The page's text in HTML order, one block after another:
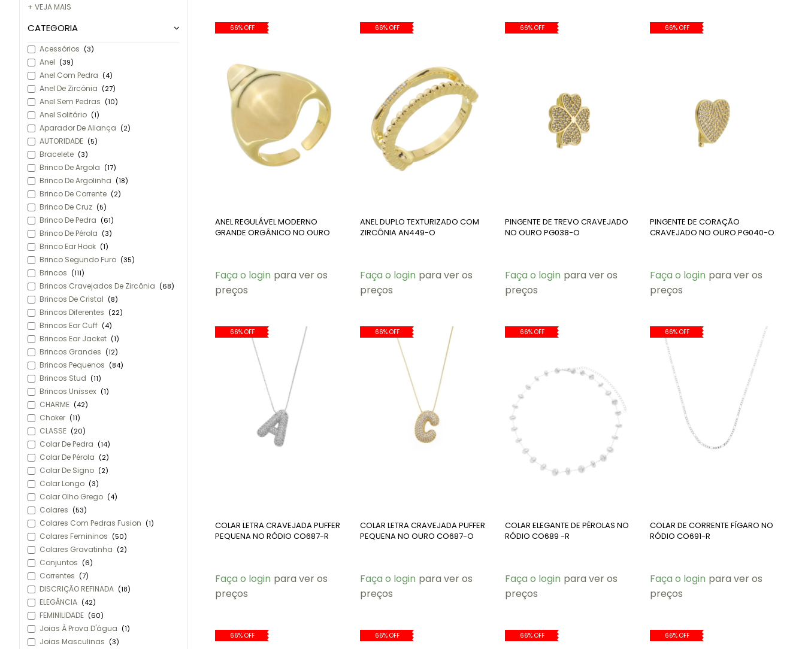
+ VEJA MAIS
CATEGORIA
Acessórios (3)
Anel (39)
Anel Com Pedra (4)
Anel De Zircônia (27)
Anel Sem Pedras (10)
Anel Solitário (1)
Aparador De Aliança (2)
AUTORIDADE (5)
Bracelete (3)
Brinco De Argola (17)
Brinco De Argolinha (18)
Brinco De Corrente (2)
Brinco De Cruz (5)
Brinco De Pedra (61)
Brinco De Pérola (3)
Brinco Ear Hook (1)
Brinco Segundo Furo (35)
Brincos (111)
Brincos Cravejados De Zircônia (68)
Brincos De Cristal (8)
Brincos Diferentes (22)
Brincos Ear Cuff (4)
Brincos Ear Jacket (1)
Brincos Grandes (12)
Brincos Pequenos (84)
Brincos Stud (11)
Brincos Unissex (1)
CHARME (42)
Choker (11)
CLASSE (20)
Colar De Pedra (14)
Colar De Pérola (2)
Colar De Signo (2)
Colar Longo (3)
Colar Olho Grego (4)
Colares (53)
Colares Com Pedras Fusion (1)
Colares Femininos (50)
Colares Gravatinha (2)
Conjuntos (6)
Correntes (7)
DISCRIÇÃO REFINADA (18)
ELEGÂNCIA (42)
FEMINILIDADE (60)
Joias À Prova D'água (1)
Joias Masculinas (3)
66% OFF
ANEL REGULÁVEL MODERNO
GRANDE ORGÂNICO NO OURO
Faça o login para ver os
preços
66% OFF
ANEL DUPLO TEXTURIZADO COM
ZIRCÔNIA AN449-O
Faça o login para ver os
preços
66% OFF
PINGENTE DE TREVO CRAVEJADO
NO OURO PG038-O
Faça o login para ver os
preços
66% OFF
PINGENTE DE CORAÇÃO
CRAVEJADO NO OURO PG040-O
Faça o login para ver os
preços
66% OFF
COLAR LETRA CRAVEJADA PUFFER
PEQUENA NO RÓDIO CO687-R
Faça o login para ver os
preços
66% OFF
COLAR LETRA CRAVEJADA PUFFER
PEQUENA NO OURO CO687-O
Faça o login para ver os
preços
66% OFF
COLAR ELEGANTE DE PÉROLAS NO
RÓDIO CO689 -R
Faça o login para ver os
preços
66% OFF
COLAR DE CORRENTE FÍGARO NO
RÓDIO CO691-R
Faça o login para ver os
preços
66% OFF 66% OFF 66% OFF 66% OFF